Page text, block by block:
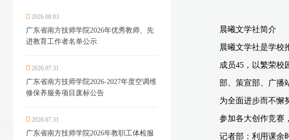
2026.08.03
广东省南方技师学院2026年优秀教师、先
进教育工作者名单公示
2026.07.31
广东省南方技师学院2026-2027年度空调维
修保养服务项目废标公告
2026.07.31
广东省南方技师学院2026年教职工体检服